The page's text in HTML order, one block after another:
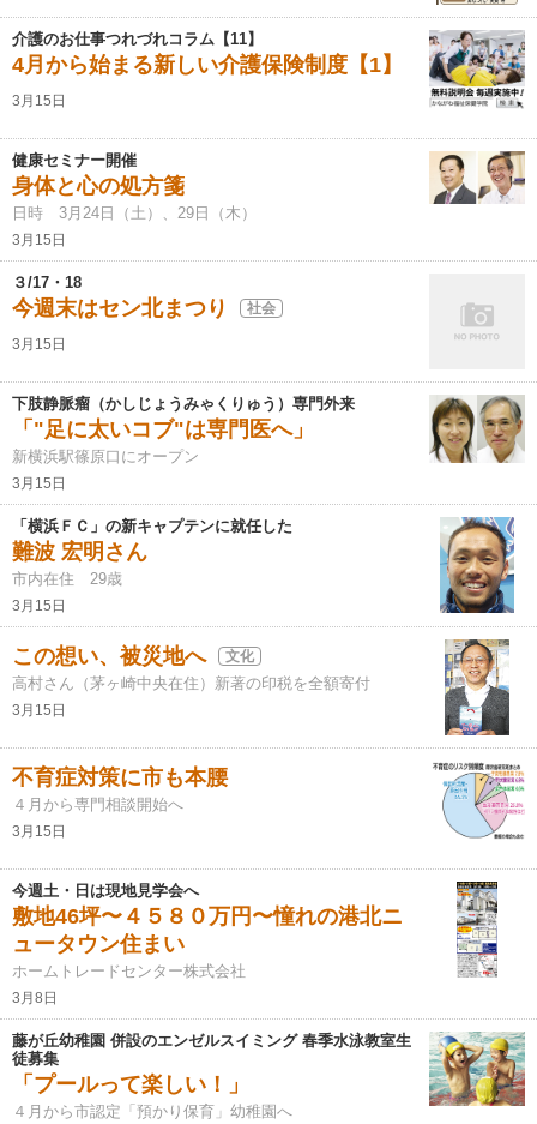
介護のお仕事つれづれコラム【11】
4月から始まる新しい介護保険制度【1】
3月15日
健康セミナー開催
身体と心の処方箋
日時 3月24日（土）、29日（木）
3月15日
３/17・18
今週末はセン北まつり 社会
3月15日
下肢静脈瘤（かしじょうみゃくりゅう）専門外来
「"足に太いコブ"は専門医へ」
新横浜駅篠原口にオープン
3月15日
「横浜ＦＣ」の新キャプテンに就任した
難波 宏明さん
市内在住 29歳
3月15日
この想い、被災地へ 文化
高村さん（茅ヶ崎中央在住）新著の印税を全額寄付
3月15日
不育症対策に市も本腰
４月から専門相談開始へ
3月15日
今週土・日は現地見学会へ
敷地46坪〜４５８０万円〜憧れの港北ニ
ュータウン住まい
ホームトレードセンター株式会社
3月8日
藤が丘幼稚園 併設のエンゼルスイミング 春季水泳教室生
徒募集
「プールって楽しい！」
４月から市認定「預かり保育」幼稚園へ